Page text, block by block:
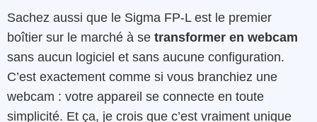
Sachez aussi que le Sigma FP-L est le premier
boîtier sur le marché à se transformer en webcam
sans aucun logiciel et sans aucune configuration.
C’est exactement comme si vous branchiez une
webcam : votre appareil se connecte en toute
simplicité. Et ça, je crois que c’est vraiment unique